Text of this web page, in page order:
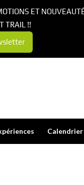
Calendrier
ET
TRAIL !!